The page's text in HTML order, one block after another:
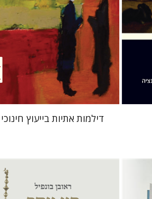
הנחת אתר ספר מודפס
$35
$32
דילמות אתיות בייעוץ חינוכי
ראובן בונפיל